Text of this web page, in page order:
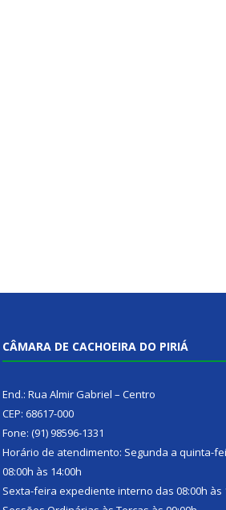
CÂMARA DE CACHOEIRA DO PIRIÁ
End.: Rua Almir Gabriel – Centro
CEP: 68617-000
Fone: (91) 98596-1331
Horário de atendimento: Segunda a quinta-
08:00h às 14:00h
Sexta-feira expediente interno das 08:00h às